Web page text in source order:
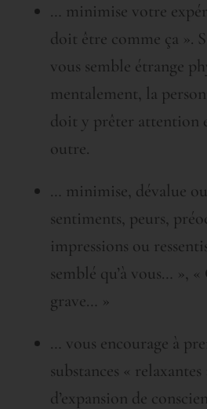
… minimise votre
doit être comme ça ».
vous semble étrange
mentalement, la
doit y prêter attention
outre.
… minimise, dévalue
sentiments, peurs,
impressions ou
semblé qu’à vous… », «
grave… »
… vous encourage à
substances « relaxantes
d’expansion de